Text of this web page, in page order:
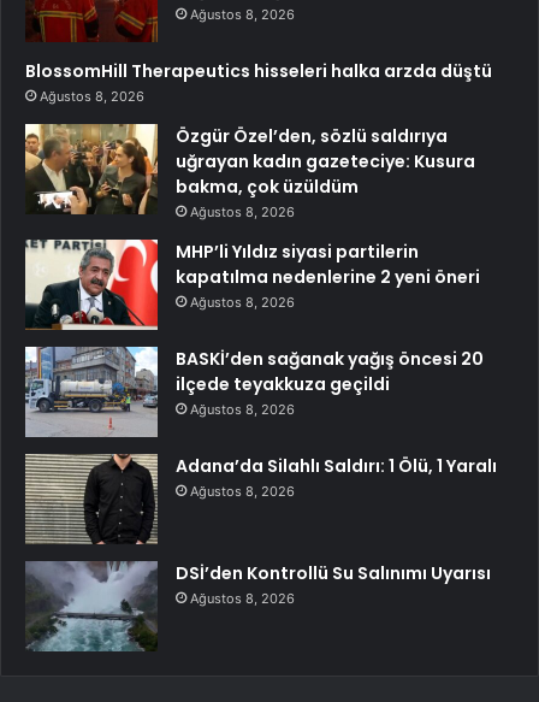
Ağustos 8, 2026
BlossomHill Therapeutics hisseleri halka arzda düştü
Ağustos 8, 2026
Özgür Özel’den, sözlü saldırıya
uğrayan kadın gazeteciye: Kusura
bakma, çok üzüldüm
Ağustos 8, 2026
MHP’li Yıldız siyasi partilerin
kapatılma nedenlerine 2 yeni öneri
Ağustos 8, 2026
BASKİ’den sağanak yağış öncesi 20
ilçede teyakkuza geçildi
Ağustos 8, 2026
Adana’da Silahlı Saldırı: 1 Ölü, 1 Yaralı
Ağustos 8, 2026
DSİ’den Kontrollü Su Salınımı Uyarısı
Ağustos 8, 2026